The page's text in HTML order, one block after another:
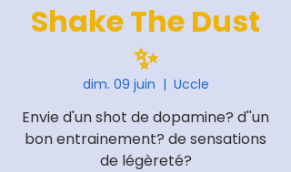
Shake The Dust
✨
dim. 09 juin
  |
Uccle
Envie d'un shot de dopamine? d''un
bon entrainement? de sensations
de légèreté?